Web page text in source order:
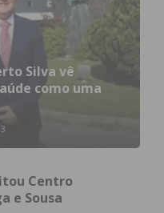
Silva vê
como uma
Centro
e Sousa